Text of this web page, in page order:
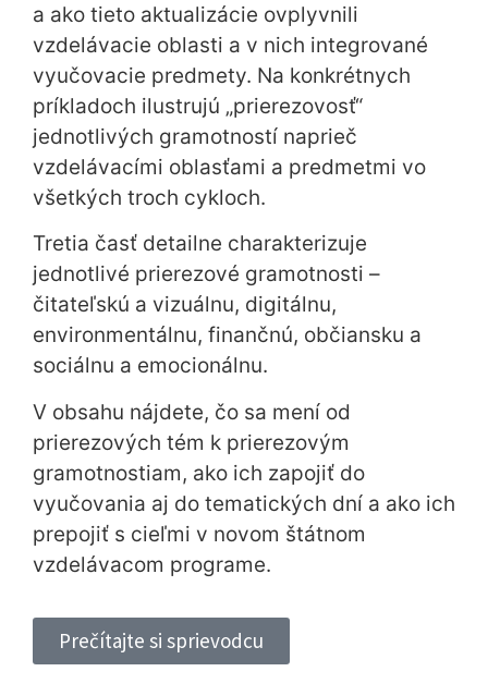
a ako tieto aktualizácie ovplyvnili
vzdelávacie oblasti a v nich integrované
vyučovacie predmety. Na konkrétnych
príkladoch ilustrujú „prierezovosť“
jednotlivých gramotností naprieč
vzdelávacími oblasťami a predmetmi vo
všetkých troch cykloch.
Tretia časť detailne charakterizuje
jednotlivé prierezové gramotnosti –
čitateľskú a vizuálnu, digitálnu,
environmentálnu, finančnú, občiansku a
sociálnu a emocionálnu.
V obsahu nájdete, čo sa mení od
prierezových tém k prierezovým
gramotnostiam, ako ich zapojiť do
vyučovania aj do tematických dní a ako ich
prepojiť s cieľmi v novom štátnom
vzdelávacom programe.
Prečítajte si sprievodcu